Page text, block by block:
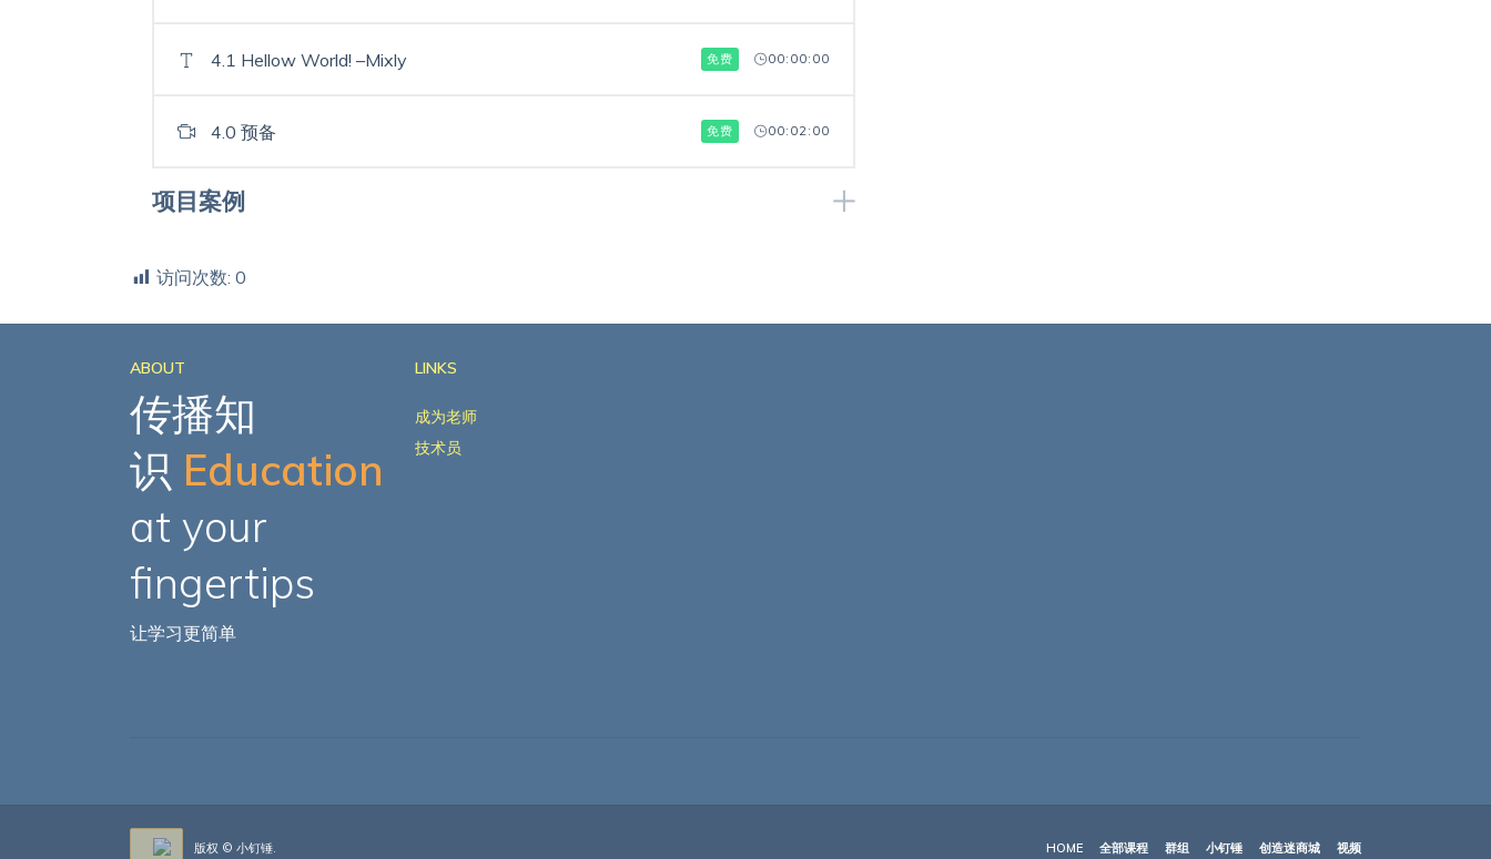
4.1 Hellow World! –Mixly 免费 00:00:00
4.0 预备 免费 00:02:00
项目案例
访问次数: 0
ABOUT
传播知
识 Education
at your
fingertips
让学习更简单
LINKS
成为老师
技术员
版权 © 小钉锤. HOME 全部课程 群组 小钉锤 创造迷商城 视频